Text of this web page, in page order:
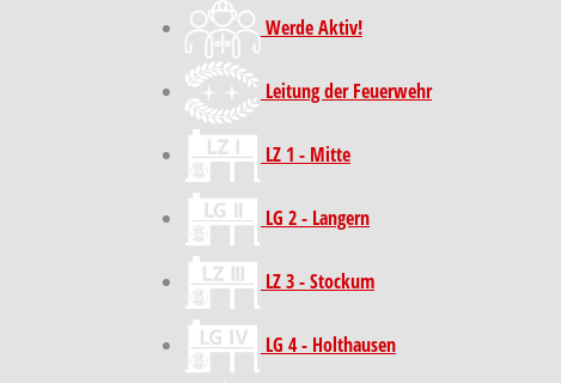
Werde Aktiv!
Leitung der Feuerwehr
LZ 1 - Mitte
LG 2 - Langern
LZ 3 - Stockum
LG 4 - Holthausen